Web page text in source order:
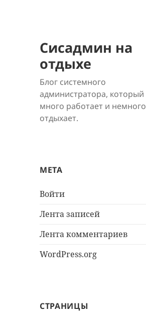
Сисадмин на
отдыхе
Блог системного
администратора, который
много работает и немного
отдыхает.
МЕТА
Войти
Лента записей
Лента комментариев
WordPress.org
СТРАНИЦЫ